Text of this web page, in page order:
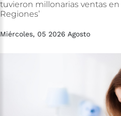
tuvieron millonarias ventas en
Regiones’
Miércoles, 05 2026 Agosto